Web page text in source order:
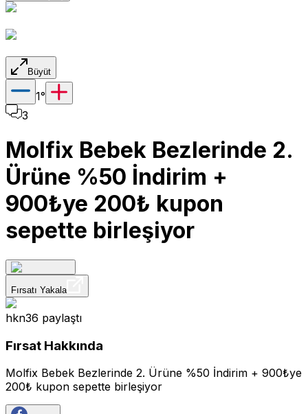
Büyüt
1°
3
Molfix Bebek Bezlerinde 2.
Ürüne %50 İndirim +
900₺ye 200₺ kupon
sepette birleşiyor
Fırsatı Yakala
hkn36 paylaştı
Fırsat Hakkında
Molfix Bebek Bezlerinde 2. Ürüne %50 İndirim + 900₺ye
200₺ kupon sepette birleşiyor